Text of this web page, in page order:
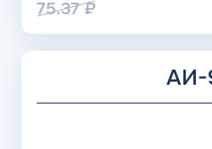
75.37₽
АИ-